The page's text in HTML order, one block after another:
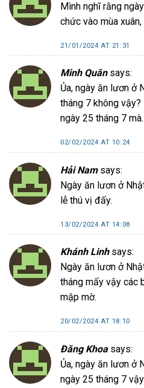
Mình nghĩ rằng
chức vào mùa
21/01/2024 AT 21:31
Minh Quân says:
Ủa, ngày ăn lươn ở
tháng 7 không
ngày 25 tháng 7 mà.
02/02/2024 AT 10:24
Hải Nam says:
Ngày ăn lươn ở
lễ thú vị đấy.
13/02/2024 AT 14:08
Khánh Linh says:
Ngày ăn lươn ở
tháng mấy vậy các
mập mờ.
20/02/2024 AT 18:10
Đăng Khoa says:
Ủa, ngày ăn lươn ở
ngày 25 tháng 7